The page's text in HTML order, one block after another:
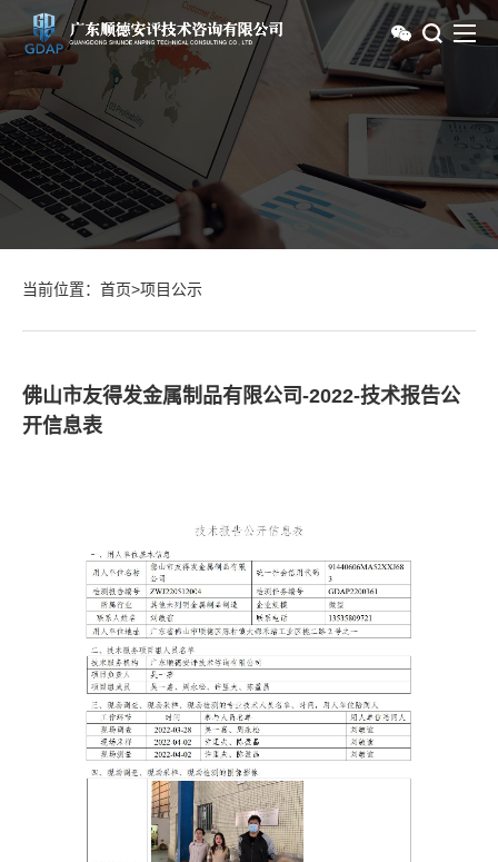
当前位置： 首页>项目公示
佛山市友得发金属制品有限公司-2022-技术报告公
开信息表